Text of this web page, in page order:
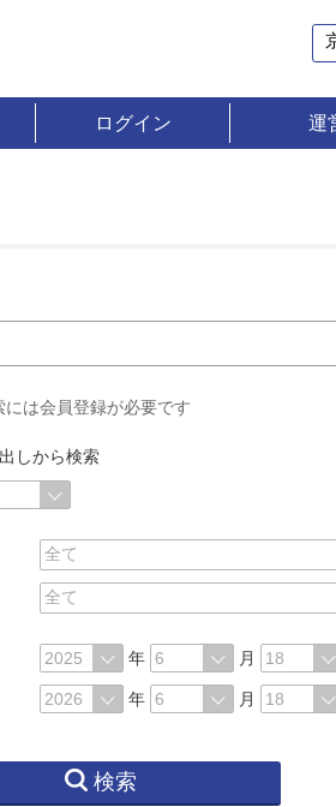
ログイン 運
には会員登録が必要です
しから検索
年 月
年
月
検索